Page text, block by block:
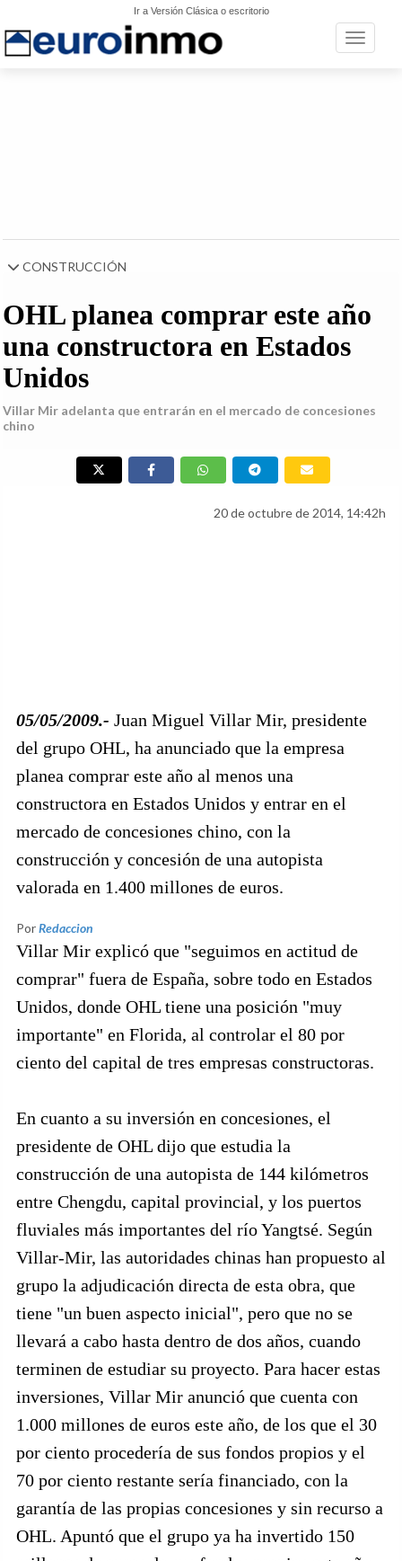
Ir a Versión Clásica o escritorio
Toggle
CONSTRUCCIÓN
OHL planea comprar este año
una constructora en Estados
Unidos
Villar Mir adelanta que entrarán en el mercado de concesiones
chino
20 de octubre de 2014, 14:42h
05/05/2009.- Juan Miguel Villar Mir, presidente
del grupo OHL, ha anunciado que la empresa
planea comprar este año al menos una
constructora en Estados Unidos y entrar en el
mercado de concesiones chino, con la
construcción y concesión de una autopista
valorada en 1.400 millones de euros.
PorRedaccion
Villar Mir explicó que "seguimos en actitud de
comprar" fuera de España, sobre todo en Estados
Unidos, donde OHL tiene una posición "muy
importante" en Florida, al controlar el 80 por
ciento del capital de tres empresas constructoras.
En cuanto a su inversión en concesiones, el
presidente de OHL dijo que estudia la
construcción de una autopista de 144 kilómetros
entre Chengdu, capital provincial, y los puertos
fluviales más importantes del río Yangtsé. Según
Villar-Mir, las autoridades chinas han propuesto al
grupo la adjudicación directa de esta obra, que
tiene "un buen aspecto inicial", pero que no se
llevará a cabo hasta dentro de dos años, cuando
terminen de estudiar su proyecto. Para hacer estas
inversiones, Villar Mir anunció que cuenta con
1.000 millones de euros este año, de los que el 30
por ciento procedería de sus fondos propios y el
70 por ciento restante sería financiado, con la
garantía de las propias concesiones y sin recurso a
OHL. Apuntó que el grupo ya ha invertido 150